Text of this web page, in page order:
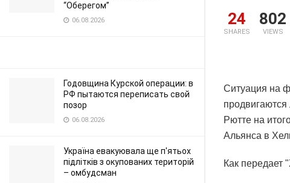
“Оберегом”
06.08.2026
Годовщина Курской операции: в
РФ пытаются переписать свой
позор
06.08.2026
Україна евакуювала ще п'ятьох
підлітків з окупованих територій
– омбудсман
24
SHARES
802
VIEWS
Ситуация на
Рютте на
Альянса в
Как передает